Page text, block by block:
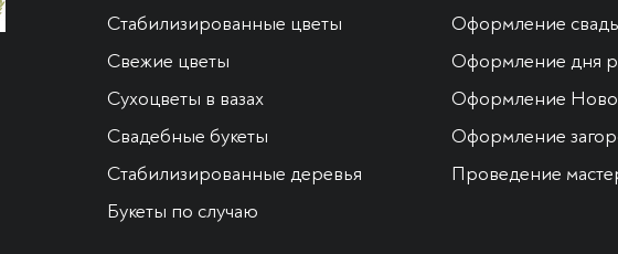
Стабилизированные цветы
Свежие цветы
Сухоцветы в вазах
Свадебные букеты
Стабилизированные деревья
Букеты по случаю
Оформление
Оформление дня
Оформление
Оформление
Проведение